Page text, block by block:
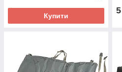
Купити